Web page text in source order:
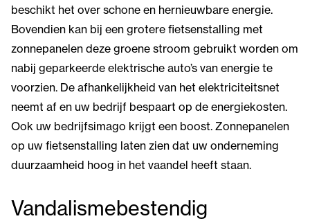
beschikt het over schone en hernieuwbare energie.
Bovendien kan bij een grotere fietsenstalling met
zonnepanelen deze groene stroom gebruikt worden om
nabij geparkeerde elektrische auto’s van energie te
voorzien. De afhankelijkheid van het elektriciteitsnet
neemt af en uw bedrijf bespaart op de energiekosten.
Ook uw bedrijfsimago krijgt een boost. Zonnepanelen
op uw fietsenstalling laten zien dat uw onderneming
duurzaamheid hoog in het vaandel heeft staan.
Vandalismebestendig